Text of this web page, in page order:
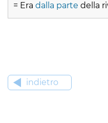
= Era dalla parte della
indietro